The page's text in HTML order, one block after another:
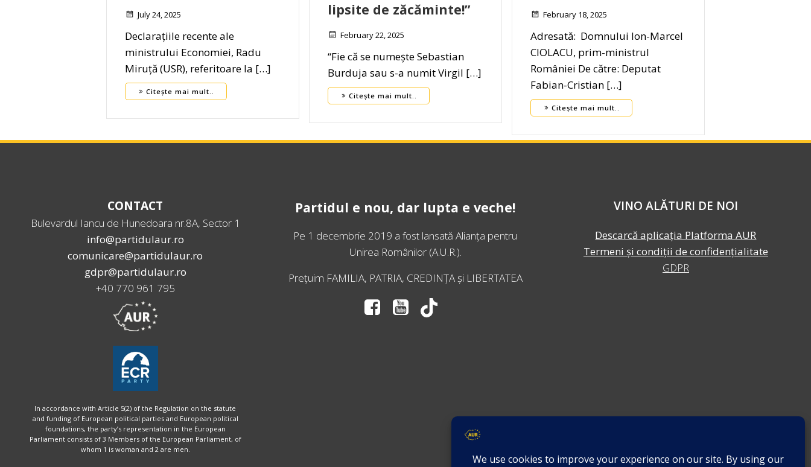
July 24, 2025
Declarațiile recente ale
ministrului Economiei, Radu
Miruță (USR), referitoare la […]
Citește mai mult..
lipsite de zăcăminte!”
February 22, 2025
“Fie că se numește Sebastian
Burduja sau s-a numit Virgil […]
Citește mai mult..
February 18, 2025
Adresată: Domnului Ion-Marcel
CIOLACU, prim-ministrul
României De către: Deputat
Fabian-Cristian […]
Citește mai mult..
CONTACT
Bulevardul Iancu de Hunedoara nr.8A, Sector 1
info@partidulaur.ro
comunicare@partidulaur.ro
gdpr@partidulaur.ro
+40 770 961 795
In accordance with Article 5(2) of the Regulation on the statute
and funding of European political parties and European political
foundations, the party’s representation in the European
Parliament consists of 3 Members of the European Parliament, of
whom 1 is woman and 2 are men.
Partidul e nou, dar lupta e veche!
Pe 1 decembrie 2019 a fost lansatăAlianța pentru
Unirea Românilor(A.U.R.).
Prețuim FAMILIA, PATRIA, CREDINȚA și LIBERTATEA
VINO ALĂTURI DE NOI
Descarcă aplicația Platforma AUR
Termeni și condiții de confidențialitate
GDPR